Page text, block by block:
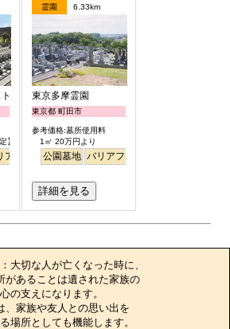
多摩
】 24万円より
アフリー 日本庭園
霊園 6.33km
東京多摩霊園
東京都 町田市
参考価格:墓所使用料
1㎡ 20万円より
公園墓地 バリアフリー
詳細を見る
：大切な人が亡くなった時に、
があることは遺された家族の
心の支えになります。
、家族や友人との思い出を
場所としても機能します。